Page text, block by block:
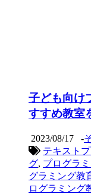
子ども向け
すすめ教室
2023/08/17 -
テキスト
グ, プログラ
グラミング教
ログラミング